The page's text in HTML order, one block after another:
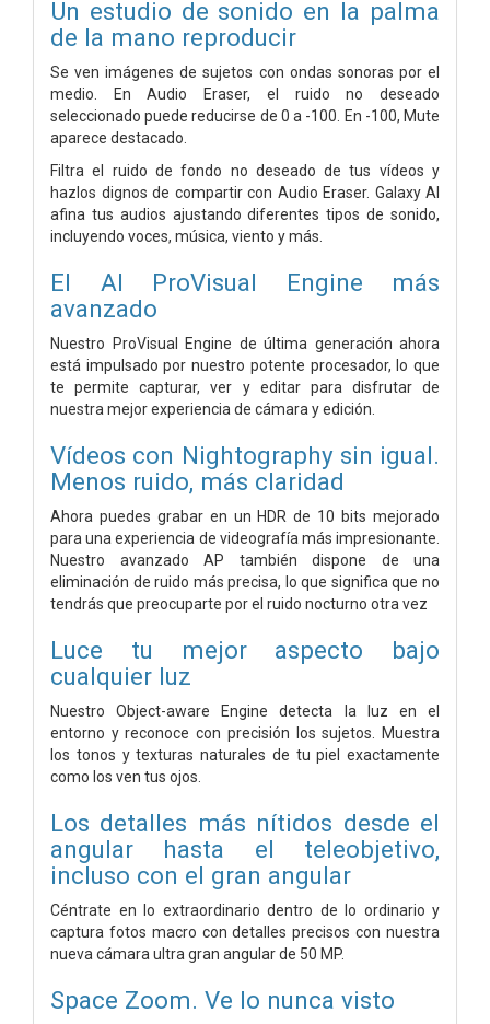
Un estudio de sonido en la palma
de la mano reproducir
Se ven imágenes de sujetos con ondas sonoras por el
medio. En Audio Eraser, el ruido no deseado
seleccionado puede reducirse de 0 a -100. En -100, Mute
aparece destacado.
Filtra el ruido de fondo no deseado de tus vídeos y
hazlos dignos de compartir con Audio Eraser. Galaxy AI
afina tus audios ajustando diferentes tipos de sonido,
incluyendo voces, música, viento y más.
El AI ProVisual Engine más
avanzado
Nuestro ProVisual Engine de última generación ahora
está impulsado por nuestro potente procesador, lo que
te permite capturar, ver y editar para disfrutar de
nuestra mejor experiencia de cámara y edición.
Vídeos con Nightography sin igual.
Menos ruido, más claridad
Ahora puedes grabar en un HDR de 10 bits mejorado
para una experiencia de videografía más impresionante.
Nuestro avanzado AP también dispone de una
eliminación de ruido más precisa, lo que significa que no
tendrás que preocuparte por el ruido nocturno otra vez
Luce tu mejor aspecto bajo
cualquier luz
Nuestro Object-aware Engine detecta la luz en el
entorno y reconoce con precisión los sujetos. Muestra
los tonos y texturas naturales de tu piel exactamente
como los ven tus ojos.
Los detalles más nítidos desde el
angular hasta el teleobjetivo,
incluso con el gran angular
Céntrate en lo extraordinario dentro de lo ordinario y
captura fotos macro con detalles precisos con nuestra
nueva cámara ultra gran angular de 50 MP.
Space Zoom. Ve lo nunca visto